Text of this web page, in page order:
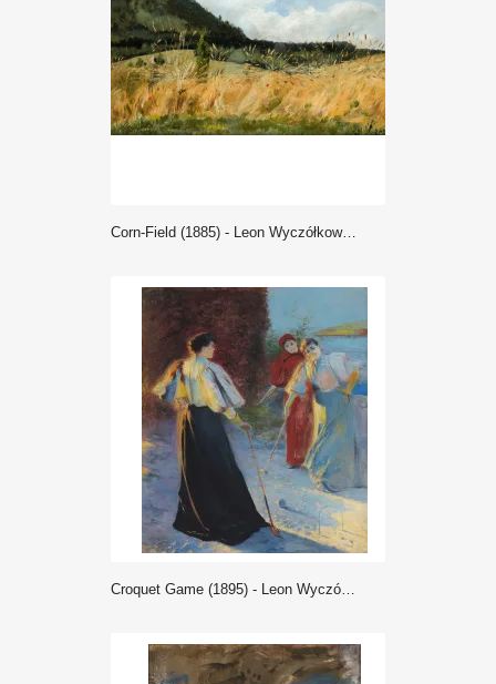
Corn-Field (1885) - Leon Wyczółkowski
Croquet Game (1895) - Leon Wyczółkowski